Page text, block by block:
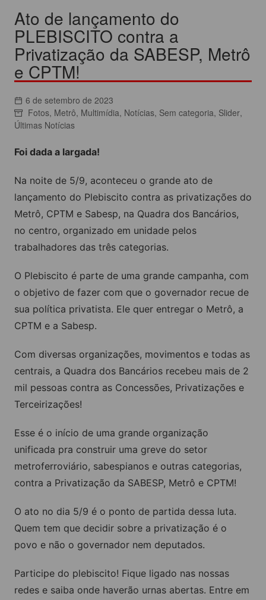
Ato de lançamento do
PLEBISCITO contra a
Privatização da SABESP, Metrô
e CPTM!
6 de setembro de 2023
Fotos, Metrô, Multimídia, Notícias, Sem categoria, Slider,
Últimas Notícias
Foi dada a largada!
Na noite de 5/9, aconteceu o grande ato de
lançamento do Plebiscito contra as privatizações do
Metrô, CPTM e Sabesp, na Quadra dos Bancários,
no centro, organizado em unidade pelos
trabalhadores das três categorias.
O Plebiscito é parte de uma grande campanha, com
o objetivo de fazer com que o governador recue de
sua política privatista. Ele quer entregar o Metrô, a
CPTM e a Sabesp.
Com diversas organizações, movimentos e todas as
centrais, a Quadra dos Bancários recebeu mais de 2
mil pessoas contra as Concessões, Privatizações e
Terceirizações!
Esse é o início de uma grande organização
unificada pra construir uma greve do setor
metroferroviário, sabespianos e outras categorias,
contra a Privatização da SABESP, Metrô e CPTM!
O ato no dia 5/9 é o ponto de partida dessa luta.
Quem tem que decidir sobre a privatização é o
povo e não o governador nem deputados.
Participe do plebiscito! Fique ligado nas nossas
redes e saiba onde haverão urnas abertas. Entre em